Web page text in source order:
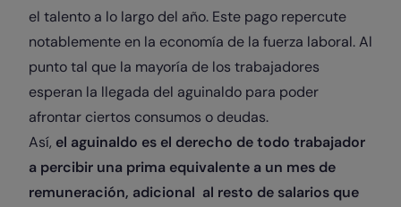
el talento a lo largo del año. Este pago repercute
notablemente en la economía de la fuerza laboral. Al
punto tal que la mayoría de los trabajadores
esperan la llegada del aguinaldo para poder
afrontar ciertos consumos o deudas.
Así, el aguinaldo es el derecho de todo trabajador
a percibir una prima equivalente a un mes de
remuneración, adicional al resto de salarios que